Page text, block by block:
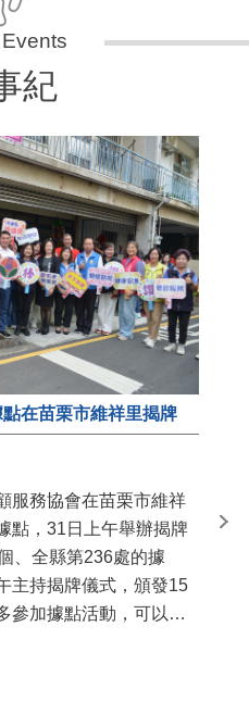
紀
在苗栗市維祥里揭牌
服務協會在苗栗市維祥
點，31日上午舉辦揭牌
、全縣第236處的據
主持揭牌儀式，頒發15
參加據點活動，可以更
苗